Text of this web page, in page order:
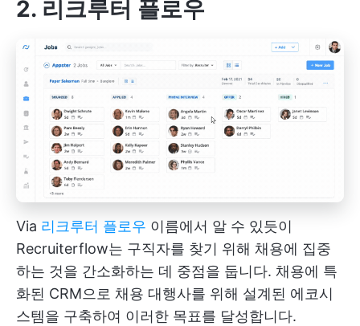
2. 리크루터 플로우
Via 리크루터 플로우 이름에서 알 수 있듯이
Recruiterflow는 구직자를 찾기 위해 채용에 집중
하는 것을 간소화하는 데 중점을 둡니다. 채용에 특
화된 CRM으로 채용 대행사를 위해 설계된 에코시
스템을 구축하여 이러한 목표를 달성합니다.